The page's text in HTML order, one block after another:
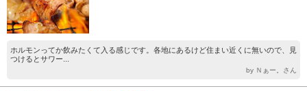
ホルモンってか飲みたくて入る感じです。各地にあるけど住まい近くに無いので、見
つけるとサワー...
by Ｎぁー。さん